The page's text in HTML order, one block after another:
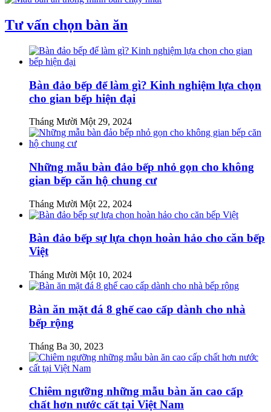
Tư vấn chọn bàn ăn
Bàn đảo bếp để làm gì? Kinh nghiệm lựa chọn
cho gian bếp hiện đại
Tháng Mười Một 29, 2024
Những mẫu bàn đảo bếp nhỏ gọn cho không
gian bếp căn hộ chung cư
Tháng Mười Một 22, 2024
Bàn đảo bếp sự lựa chọn hoàn hảo cho căn bếp
Việt
Tháng Mười Một 10, 2024
Bàn ăn mặt đá 8 ghế cao cấp dành cho nhà
bếp rộng
Tháng Ba 30, 2023
Chiêm ngưỡng những mẫu bàn ăn cao cấp
chất hơn nước cất tại Việt Nam